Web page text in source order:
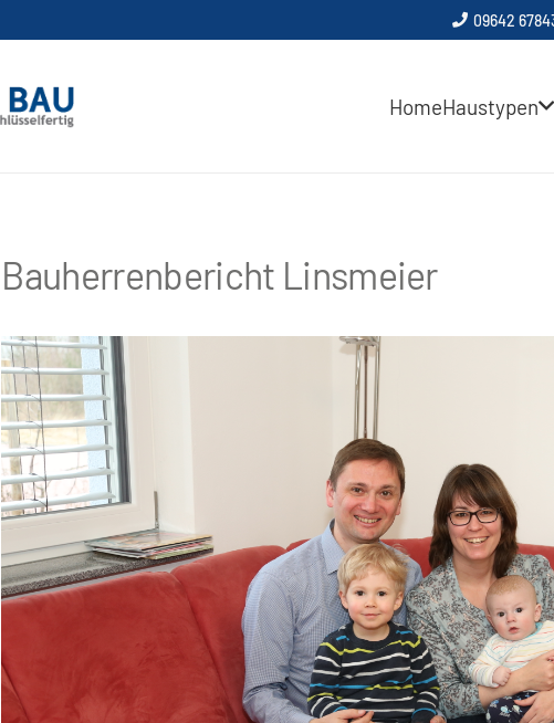
09642
HomeHaustypen
Bauherrenbericht Linsmeier